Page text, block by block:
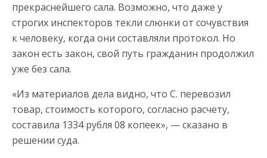
прекраснейшего сала. Возможно, что даже у
строгих инспекторов текли слюнки от сочувствия
к человеку, когда они составляли протокол. Но
закон есть закон, свой путь гражданин продолжил
уже без сала.
«Из материалов дела видно, что С. перевозил
товар, стоимость которого, согласно расчету,
составила 1334 рубля 08 копеек», — сказано в
решении суда.